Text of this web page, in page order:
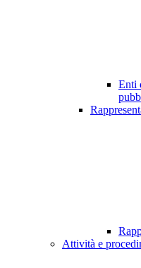
Enti
Attività e